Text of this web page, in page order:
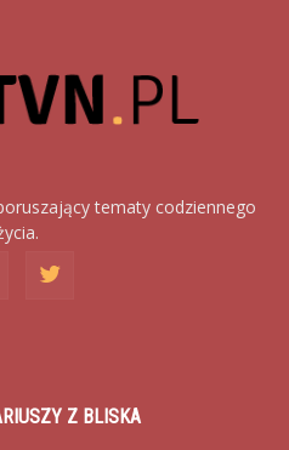
tematy codziennego
Z BLISKA